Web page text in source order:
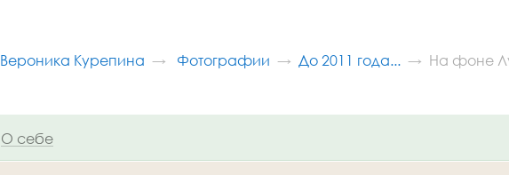
Вероника Курепина Фотографии До 2011 года... На фоне
О себе